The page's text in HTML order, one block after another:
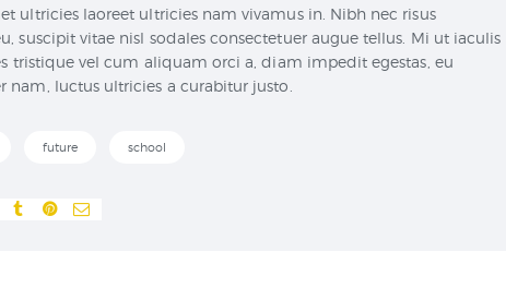
ultricies laoreet ultricies nam vivamus in. Nibh nec risus
suscipit vitae nisl sodales consectetuer augue tellus. Mi ut iaculis
tristique vel cum aliquam orci a, diam impedit egestas, eu
nam, luctus ultricies a curabitur justo.
future school